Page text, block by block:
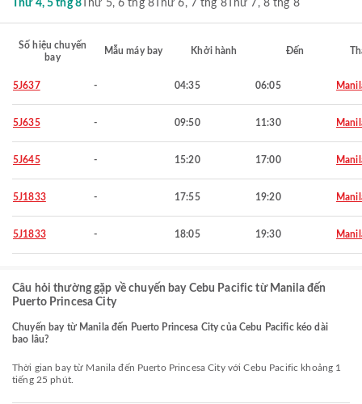
Thứ 4, 5 thg 8Thứ 5, 6 thg 8Thứ 6, 7 thg 8Thứ 7, 8 thg 8
Số hiệu chuyến
bay
Mẫu máy bay Khởi hành Đến
5J637 - 04:35 06:05
5J635 - 09:50 11:30
5J645 - 15:20 17:00
5J1833 - 17:55 19:20
5J1833 - 18:05 19:30
Câu hỏi thường gặp về chuyến bay Cebu Pacific từ Manila đến
Puerto Princesa City
Chuyến bay từ Manila đến Puerto Princesa City của Cebu Pacific kéo dài
bao lâu?
Thời gian bay từ Manila đến Puerto Princesa City với Cebu Pacific khoảng 1
tiếng 25 phút.